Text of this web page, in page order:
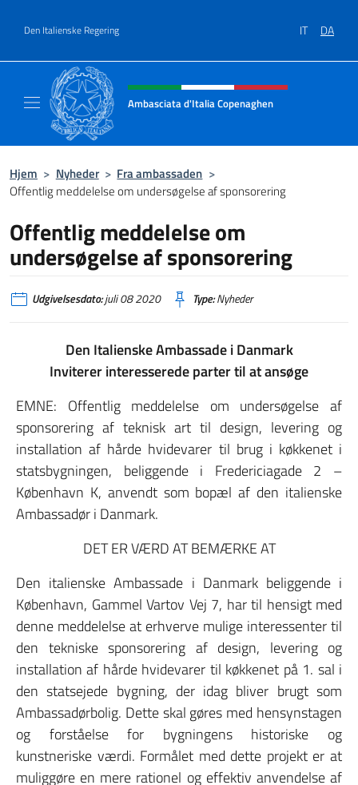
Den Italienske Regering IT DA
Hjemmesidehoved, sociale
Ambasciata d'Italia Copenaghen
Hjem > Nyheder > Fra ambassaden >
Offentlig meddelelse om undersøgelse af sponsorering
Offentlig meddelelse om
undersøgelse af sponsorering
Udgivelsesdato:juli 08 2020 Type:Nyheder
Den Italienske Ambassade i Danmark
Inviterer interesserede parter til at ansøge
EMNE: Offentlig meddelelse om undersøgelse af
sponsorering af teknisk art til design, levering og
installation af hårde hvidevarer til brug i køkkenet i
statsbygningen, beliggende i Fredericiagade 2 –
København K, anvendt som bopæl af den italienske
Ambassadør i Danmark.
DET ER VÆRD AT BEMÆRKE AT
Den italienske Ambassade i Danmark beliggende i
København, Gammel Vartov Vej 7, har til hensigt med
denne meddelelse at erhverve mulige interessenter til
den tekniske sponsorering af design, levering og
installation af hårde hvidevarer til køkkenet på 1. sal i
den statsejede bygning, der idag bliver brugt som
Ambassadørbolig. Dette skal gøres med hensynstagen
og forståelse for bygningens historiske og
kunstneriske værdi. Formålet med dette projekt er at
muliggøre en mere rationel og effektiv anvendelse af